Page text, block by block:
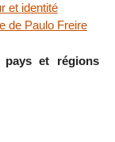
et identité
de Paulo Freire
pays et régions